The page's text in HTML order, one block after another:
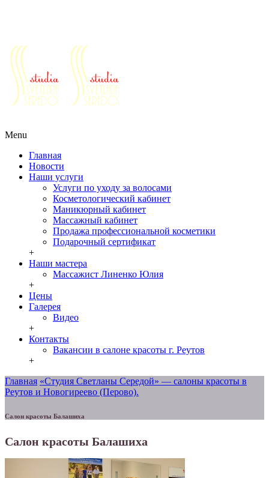
Menu
Главная
Новости
Наши услуги
Услуги по уходу за волосами
Косметологический кабинет
Маникюрный кабинет
Массажный кабинет
Продажа профессиональной косметики
Подарочный сертификат
+
Наши мастера
Массажист Линенко Юлия
+
Цены
Галерея
Видео
+
Контакты
Вакансии в салоне красоты г. Реутов
+
Главная «Студия Светланы Середой» — салоны красоты в
Реутов и Новогиреево (Перово).
Салон красоты Балашиха
Салон красоты Балашиха